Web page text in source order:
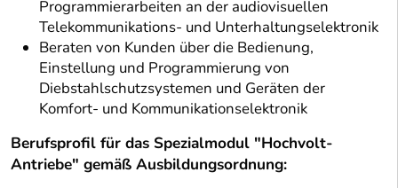
Programmierarbeiten an der audiovisuellen
Telekommunikations- und Unterhaltungselektronik
Beraten von Kunden über die Bedienung,
Einstellung und Programmierung von
Diebstahlschutzsystemen und Geräten der
Komfort- und Kommunikationselektronik
Berufsprofil für das Spezialmodul "Hochvolt-
Antriebe" gemäß Ausbildungsordnung: